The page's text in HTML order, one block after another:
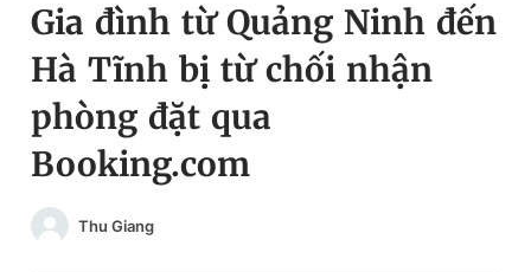
Chuyên mục
Chuyên mục khác
Chào ngày mới
Tin thị trường
Đổi mật khẩu
Tin đã lưu
Tin đã xem
Gia đình từ Quảng Ninh đến
Hà Tĩnh bị từ chối nhận
phòng đặt qua
Booking.com
Thu Giang